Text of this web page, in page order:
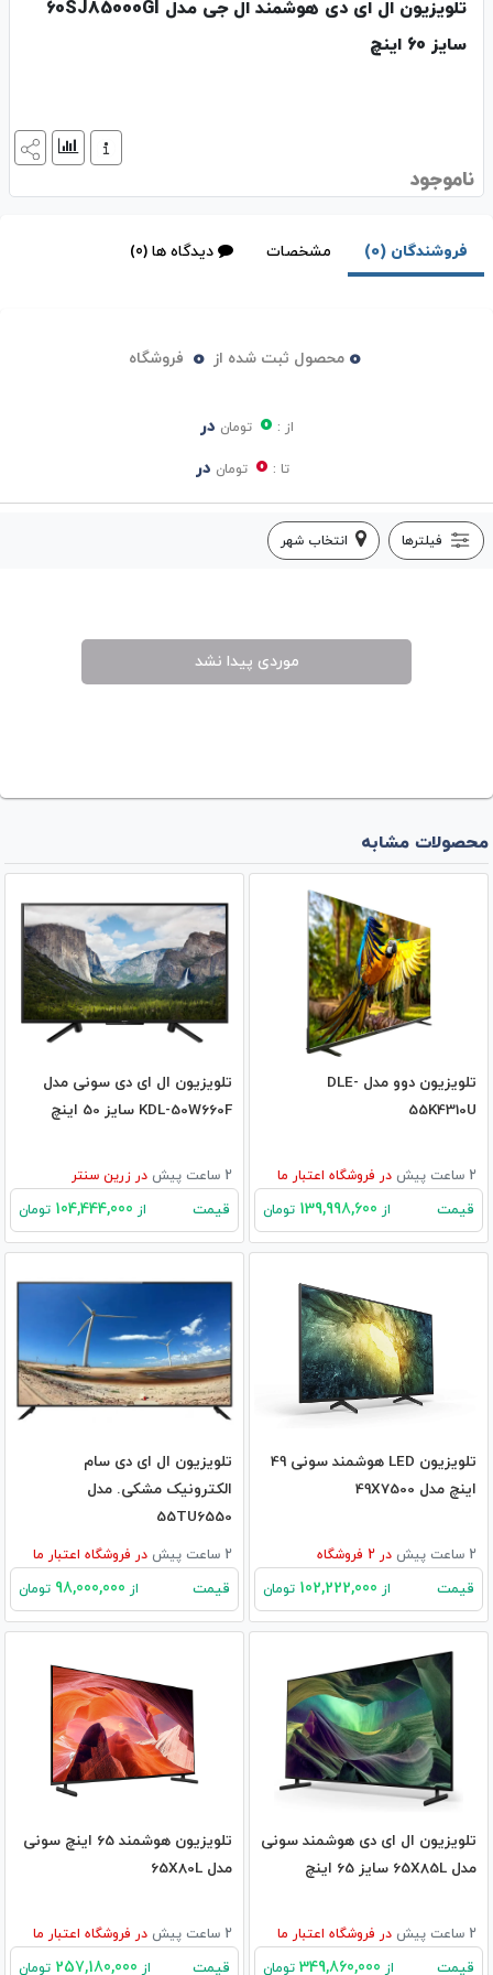
تلویزیون ال ای دی هوشمند ال جی مدل 60SJ85000GI
سایز 60 اینچ
ناموجود
فروشندگان (0) مشخصات دیدگاه ها (0)
0 محصول ثبت شده از 0 فروشگاه
از : 0 تومان در
تا : 0 تومان در
فیلترها انتخاب شهر
موردی پیدا نشد
محصولات مشابه
تلویزیون دوو مدل DLE-
55K4310U
2 ساعت پیش در فروشگاه اعتبار ما
قیمت از تومان
تلویزیون ال ای دی سونی مدل
KDL-50W660F سایز 50 اینچ
2 ساعت پیش در زرین سنتر
قیمت از تومان
تلویزیون LED هوشمند سونی 49
اینچ مدل 49X7500
2 ساعت پیش در فروشگاه
قیمت از تومان
تلویزیون ال ای دی سام
الکترونیک مشکی. مدل
55TU6550
2 ساعت پیش در فروشگاه اعتبار ما
قیمت از تومان
تلویزیون ال ای دی هوشمند سونی
مدل 65X85L سایز 65 اینچ
2 ساعت پیش در فروشگاه اعتبار ما
قیمت از تومان
تلویزیون هوشمند 65 اینچ سونی
مدل 65X80L
2 ساعت پیش در فروشگاه اعتبار ما
قیمت از تومان